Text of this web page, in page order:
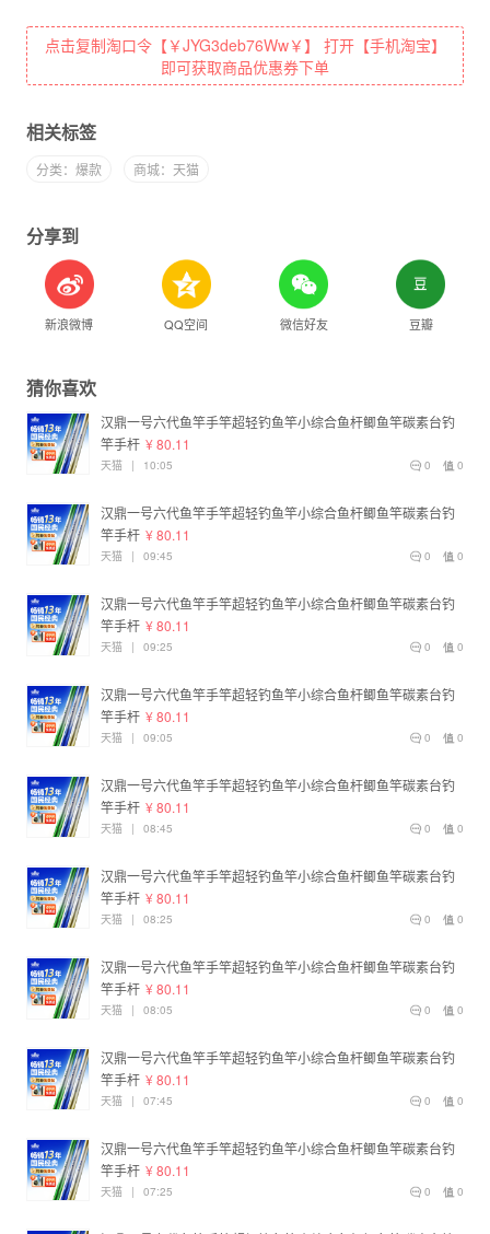
点击复制淘口令【￥JYG3deb76Ww￥】 打开【手机淘宝】
即可获取商品优惠券下单
相关标签
分类：爆款 商城：天猫
分享到
新浪微博 QQ空间 微信好友 豆瓣
猜你喜欢
汉鼎一号六代鱼竿手竿超轻钓鱼竿小综合鱼杆鲫鱼竿碳素台钓
竿手杆 ¥ 80.11
0
0
天猫 | 10:05
汉鼎一号六代鱼竿手竿超轻钓鱼竿小综合鱼杆鲫鱼竿碳素台钓
竿手杆 ¥ 80.11
0
0
天猫 | 09:45
汉鼎一号六代鱼竿手竿超轻钓鱼竿小综合鱼杆鲫鱼竿碳素台钓
竿手杆 ¥ 80.11
0
0
天猫 | 09:25
汉鼎一号六代鱼竿手竿超轻钓鱼竿小综合鱼杆鲫鱼竿碳素台钓
竿手杆 ¥ 80.11
0
0
天猫 | 09:05
汉鼎一号六代鱼竿手竿超轻钓鱼竿小综合鱼杆鲫鱼竿碳素台钓
竿手杆 ¥ 80.11
0
0
天猫 | 08:45
汉鼎一号六代鱼竿手竿超轻钓鱼竿小综合鱼杆鲫鱼竿碳素台钓
竿手杆 ¥ 80.11
0
0
天猫 | 08:25
汉鼎一号六代鱼竿手竿超轻钓鱼竿小综合鱼杆鲫鱼竿碳素台钓
竿手杆 ¥ 80.11
0
0
天猫 | 08:05
汉鼎一号六代鱼竿手竿超轻钓鱼竿小综合鱼杆鲫鱼竿碳素台钓
竿手杆 ¥ 80.11
0
0
天猫 | 07:45
汉鼎一号六代鱼竿手竿超轻钓鱼竿小综合鱼杆鲫鱼竿碳素台钓
竿手杆 ¥ 80.11
0
0
天猫 | 07:25